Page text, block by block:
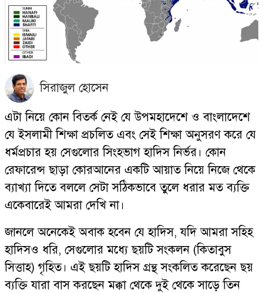
সিরাজুল হোসেন
এটা নিয়ে কোন বিতর্ক নেই যে উপমহাদেশে ও বাংলাদেশে
যে ইসলামী শিক্ষা প্রচলিত এবং সেই শিক্ষা অনুসরণ করে যে
ধর্মপ্রচার হয় সেগুলোর সিংহভাগ হাদিস নির্ভর। কোন
রেফারেন্স ছাড়া কোরআনের একটি আয়াত নিয়ে নিজে থেকে
ব্যাখ্যা দিতে বললে সেটা সঠিকভাবে তুলে ধরার মত ব্যক্তি
একেবারেই আমরা দেখি না।
জানলে অনেকেই অবাক হবেন যে হাদিস, যদি আমরা সহিহ
হাদিসও ধরি, সেগুলোর মধ্যে ছয়টি সংকলন (কিতাবুস
সিত্তাহ) গৃহিত। এই ছয়টি হাদিস গ্রন্থ সংকলিত করেছেন ছয়
ব্যক্তি যারা বাস করছেন মক্কা থেকে দুই থেকে সাড়ে তিন